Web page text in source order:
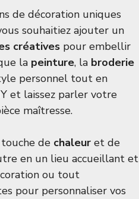
de décoration uniques
souhaitiez ajouter un
créatives pour embellir
la peinture, la broderie
personnel tout en
et laissez parler votre
maîtresse.
de chaleur et de
en un lieu accueillant et
ou tout
pour personnaliser vos